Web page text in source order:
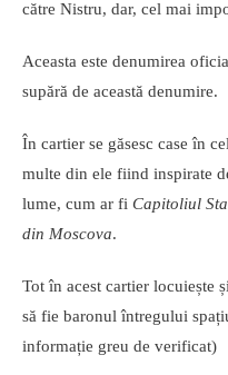
către Nistru, dar, cel mai
Aceasta este denumirea
supără de această denumire.
În cartier se găsesc case în
multe din ele fiind inspirate
lume, cum ar fi Capitoliul
din Moscova.
Tot în acest cartier locuiește
să fie baronul întregului
informație greu de verificat)